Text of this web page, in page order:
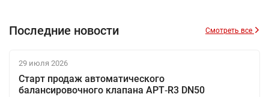
Последние новости Смотреть все
29 июля 2026
Старт продаж автоматического
балансировочного клапана APT‑R3 DN50